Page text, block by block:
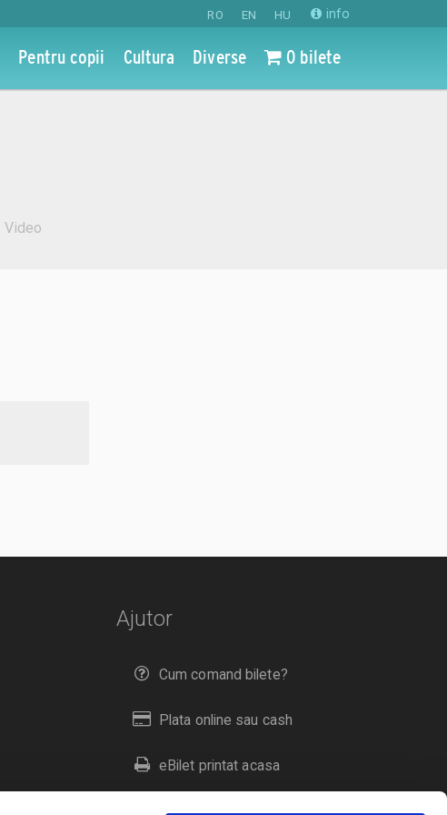
RO EN HU info
Pentru copii Cultura Diverse 0 bilete
Video
Ajutor
Cum comand bilete?
Plata online sau cash
eBilet printat acasa
Livrare prin curier